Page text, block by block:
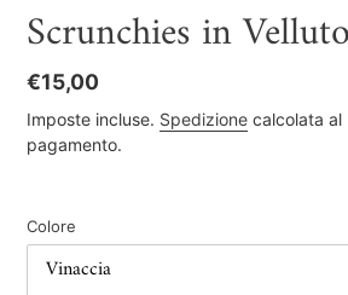
Scrunchies in Velluto
Prezzo
di
listino
€15,00
Imposte incluse. Spedizione calcolata al
pagamento.
Colore